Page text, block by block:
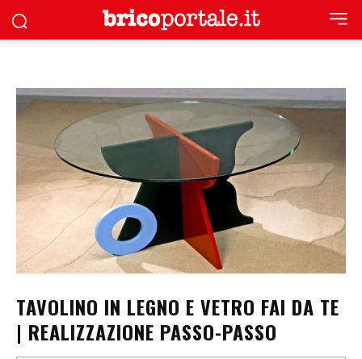
TAVOLINO IN LEGNO E VETRO FAI DA TE
| REALIZZAZIONE PASSO-PASSO